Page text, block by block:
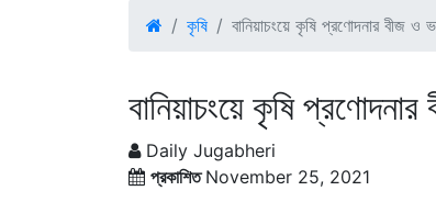
কৃষি বানিয়াচংয়ে কৃষি প্রণোদনার বীজ ও
বানিয়াচংয়ে কৃষি
Daily Jugabheri
প্রকাশিতNovember 25, 2021